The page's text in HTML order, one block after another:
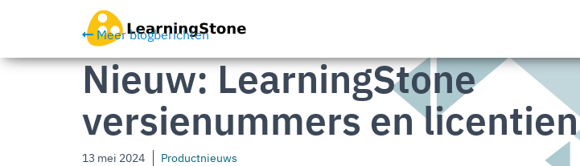
Meer blogberichten
Nieuw: LearningStone
versienummers en
13 mei 2024 Productnieuws